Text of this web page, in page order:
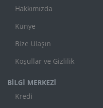
Hakkımızda
Künye
Bize Ulaşın
Koşullar ve Gizlilik
BİLGİ MERKEZİ
Kredi